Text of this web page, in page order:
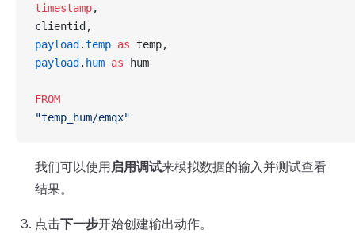
timestamp,
clientid,
payload .temp as temp,
payload . hum as hum
FROM
"temp_hum/emqx"
我们可以使用启用调试来模拟数据的输入并测试查看
结果。
点击下一步开始创建输出动作。